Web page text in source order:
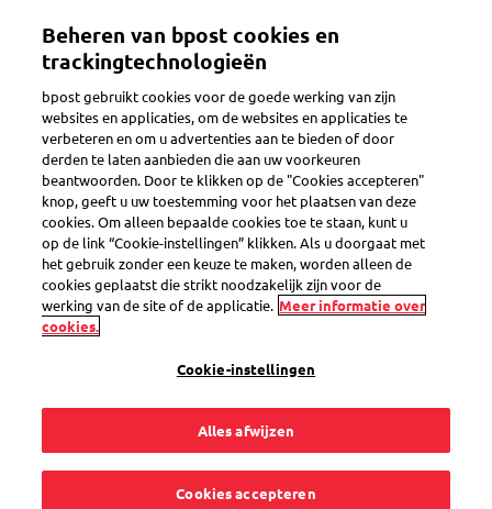
inhoud
Toggle navigation
Early Daily Service
Hoe sluit ik een
contract voor Daily
Service?
Het enige wat u hoeft te doen, is u online inschrijven. Het
contract is van onbepaalde duur.
Beheren van bpost cookies en
trackingtechnologieën
bpost gebruikt cookies voor de goede werking van zijn
websites en applicaties, om de websites en applicaties te
verbeteren en om u advertenties aan te bieden of door
derden te laten aanbieden die aan uw voorkeuren
beantwoorden. Door te klikken op de "Cookies accepteren"
knop, geeft u uw toestemming voor het plaatsen van deze
cookies. Om alleen bepaalde cookies toe te staan, kunt u
op de link “Cookie-instellingen” klikken. Als u doorgaat met
het gebruik zonder een keuze te maken, worden alleen de
cookies geplaatst die strikt noodzakelijk zijn voor de
werking van de site of de applicatie. Meer informatie over
cookies.
Cookie-instellingen
Alles afwijzen
Cookies accepteren